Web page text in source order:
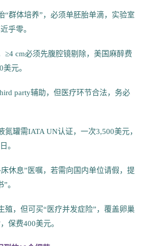
“群体培养”，必须单胚胎单滴，实验室
乎零。
≥4 cm必须先腹腔镜剔除，美国麻醉费
元。
party辅助，但医疗环节合法，务必
氮罐需IATA UN认证，一次3,500美元，
。
休息”医嘱，若需向国内单位请假，提
。
殖，但可买“医疗并发症险”，覆盖卵巢
保费400美元。